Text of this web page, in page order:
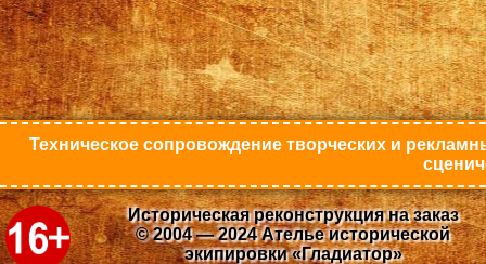
Техническое сопровождение творческих и
Историческая реконструкция на заказ
© 2004 — 2024 Ателье исторической
экипировки «Гладиатор»